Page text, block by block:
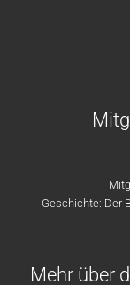
Geschichte: Der
Mehr über